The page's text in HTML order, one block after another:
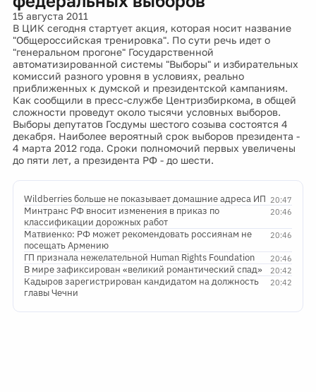
15 августа 2011
В ЦИК сегодня стартует акция, которая носит название
"Общероссийская тренировка". По сути речь идет о
"генеральном прогоне" Государственной
автоматизированной системы "Выборы" и избирательных
комиссий разного уровня в условиях, реально
приближенных к думской и президентской кампаниям.
Как сообщили в пресс-службе Центризбиркома, в общей
сложности проведут около тысячи условных выборов.
Выборы депутатов Госдумы шестого созыва состоятся 4
декабря. Наиболее вероятный срок выборов президента -
4 марта 2012 года. Сроки полномочий первых увеличены
до пяти лет, а президента РФ - до шести.
20:47
Wildberries больше не показывает домашние адреса ИП
20:46
Минтранс РФ вносит изменения в приказ по
классификации дорожных работ
20:46
Матвиенко: РФ может рекомендовать россиянам не
посещать Армению
20:46
ГП признала нежелательной Human Rights Foundation
20:42
В мире зафиксирован «великий романтический спад»
20:42
Кадыров зарегистрирован кандидатом на должность
главы Чечни